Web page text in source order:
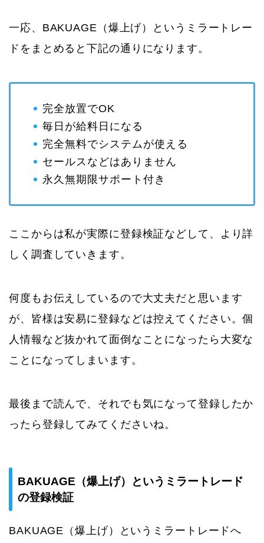
一応、BAKUAGE（爆上げ）というミラートレー
ドをまとめると下記の通りになります。
完全放置でOK
毎日が給料日になる
完全無料でシステムが使える
セールスなどはありません
永久無期限サポート付き
ここからは私が実際に登録検証などして、より詳
しく調査していきます。
何度もお伝えしているので大丈夫だと思います
が、皆様は安易に登録などは控えてください。個
人情報など抜かれて面倒なことになったら大変な
ことになってしまいます。
最後まで読んで、それでも気になって登録したか
ったら登録してみてくださいね。
BAKUAGE（爆上げ）というミラートレード
の登録検証
BAKUAGE（爆上げ）というミラートレードへ